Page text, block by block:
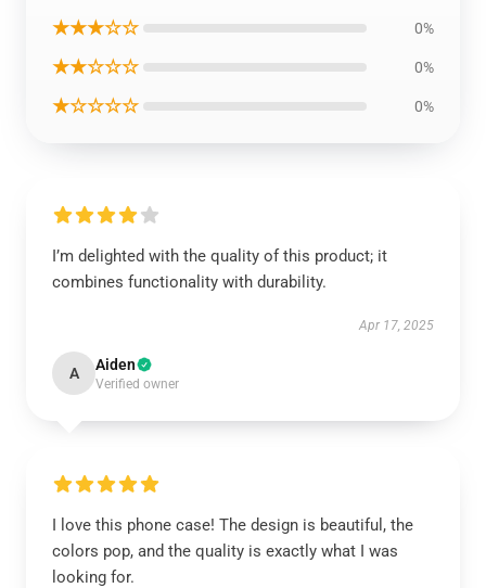
★★★☆☆ 0%
★★☆☆☆ 0%
★☆☆☆☆ 0%
I’m delighted with the quality of this product; it
combines functionality with durability.
Apr 17, 2025
A Aiden
Verified owner
I love this phone case! The design is beautiful, the
colors pop, and the quality is exactly what I was
looking for.